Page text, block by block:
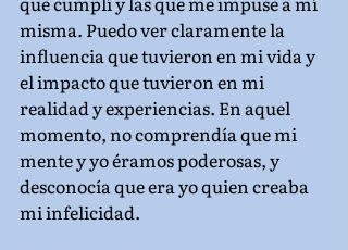
misma. Puedo ver claramente la
influencia que tuvieron en mi vida y
el impacto que tuvieron en mi
realidad y experiencias. En aquel
momento, no comprendía que mi
mente y yo éramos poderosas, y
desconocía que era yo quien creaba
mi infelicidad.